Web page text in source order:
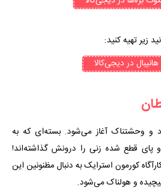
زیر تهیه کنید:
در دیجی‌کالا
و وحشتناک آغاز می‌شود. بسته‌ای که به
پای قطع شده زنی را درونش گذاشته‌اند!
کورمون استرایک به دنبال مظنونین این
و هولناک می‌شود.